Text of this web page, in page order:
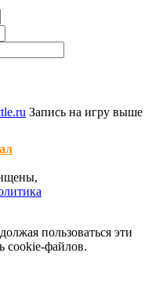
Запись на игру выше
пользоваться эти
cookie-файлов.